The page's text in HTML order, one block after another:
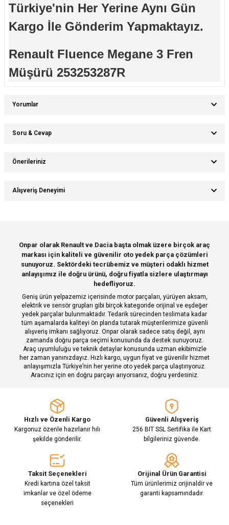
Türkiye'nin Her Yerine Aynı Gün
Kargo İle Gönderim Yapmaktayız.
Renault Fluence Megane 3 Fren
Müşürü 253253287R
Yorumlar
Soru & Cevap
Önerileriniz
Bu ürünün fiyat bilgisi, resim, ürün açıklamalarında ve diğer konularda
yetersiz gördüğünüz noktaları öneri formunu kullanarak tarafımıza
Ürün resmi kalitesiz, bozuk veya görüntülenemiyor.
Ürün açıklamasında eksik bilgiler bulunuyor.
Ürün bilgilerinde hatalar bulunuyor.
Ürün fiyatı diğer sitelerden daha pahalı.
Bu ürüne benzer farklı alternatifler olmalı.
Gönder
Alışveriş Deneyimi
Deneyimini Paylaş
Onpar olarak Renault ve Dacia başta olmak üzere birçok araç
markası için kaliteli ve güvenilir oto yedek parça çözümleri
sunuyoruz. Sektördeki tecrübemiz ve müşteri odaklı hizmet
anlayışımız ile doğru ürünü, doğru fiyatla sizlere ulaştırmayı
hedefliyoruz.
Geniş ürün yelpazemiz içerisinde motor parçaları, yürüyen aksam,
elektrik ve sensör grupları gibi birçok kategoride orijinal ve eşdeğer
yedek parçalar bulunmaktadır. Tedarik sürecinden teslimata kadar
tüm aşamalarda kaliteyi ön planda tutarak müşterilerimize güvenli
alışveriş imkanı sağlıyoruz. Onpar olarak sadece satış değil, aynı
zamanda doğru parça seçimi konusunda da destek sunuyoruz.
Araç uyumluluğu ve teknik detaylar konusunda uzman ekibimizle
her zaman yanınızdayız. Hızlı kargo, uygun fiyat ve güvenilir hizmet
anlayışımızla Türkiye’nin her yerine oto yedek parça ulaştırıyoruz.
Aracınız için en doğru parçayı arıyorsanız, doğru yerdesiniz.
Hızlı ve Özenli Kargo
Kargonuz özenle hazırlanır hılı
şekilde gönderilir.
Güvenli Alışveriş
256 BIT SSL Sertifika ile Kart
bilgileriniz güvende.
Taksit Seçenekleri
Kredi kartına özel taksit
imkanlar ve özel ödeme
seçenekleri
Orijinal Ürün Garantisi
Tüm ürünlerimiz orijinaldir ve
garanti kapsamındadır.